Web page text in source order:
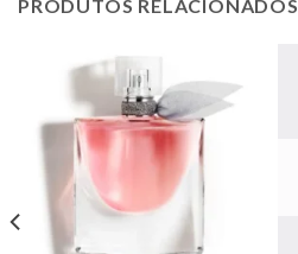
PRODUTOS RELACIONADOS